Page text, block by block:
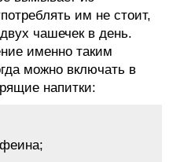
им не стоит,
чашечек в день.
именно таким
можно включать в
напитки: